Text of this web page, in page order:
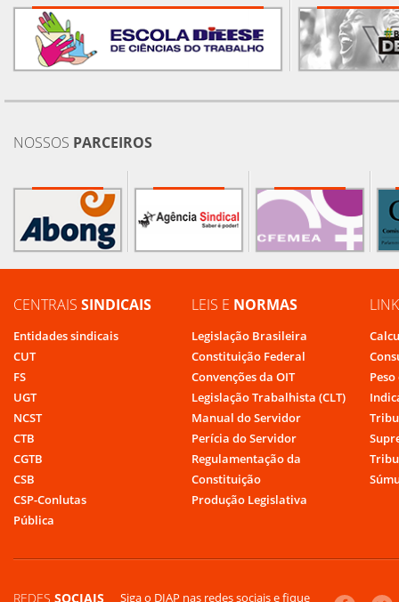
NOSSOS PARCEIROS
CENTRAIS SINDICAIS
Entidades sindicais
CUT
FS
UGT
NCST
CTB
CGTB
CSB
CSP-Conlutas
Pública
LEIS E NORMAS
Legislação Brasileira
Constituição Federal
Convenções da OIT
Legislação Trabalhista (CLT)
Manual do Servidor
Perícia do Servidor
Regulamentação da
Constituição
Produção Legislativa
REDES SOCIAIS
Siga o DIAP nas redes sociais e fique